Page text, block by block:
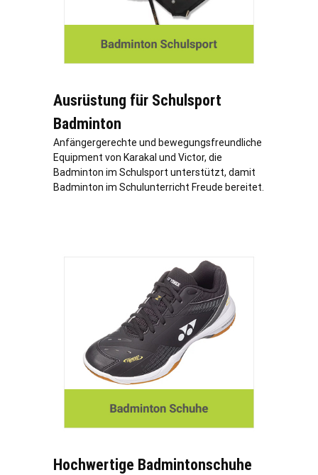
Ausrüstung für Schulsport
Badminton
Anfängergerechte und bewegungsfreundliche
Equipment von Karakal und Victor, die
Badminton im Schulsport unterstützt, damit
Badminton im Schulunterricht Freude bereitet.
Hochwertige Badmintonschuhe